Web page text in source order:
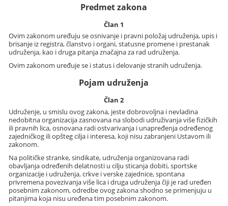
Predmet zakona
Član 1
Ovim zakonom uređuju se osnivanje i pravni položaj udruženja, upis i
brisanje iz registra, članstvo i organi, statusne promene i prestanak
udruženja, kao i druga pitanja značajna za rad udruženja.
Ovim zakonom uređuje se i status i delovanje stranih udruženja.
Pojam udruženja
Član 2
Udruženje, u smislu ovog zakona, jeste dobrovoljna i nevladina
nedobitna organizacija zasnovana na slobodi udruživanja više fizičkih
ili pravnih lica, osnovana radi ostvarivanja i unapređenja određenog
zajedničkog ili opšteg cilja i interesa, koji nisu zabranjeni Ustavom ili
zakonom.
Na političke stranke, sindikate, udruženja organizovana radi
obavljanja određenih delatnosti u cilju sticanja dobiti, sportske
organizacije i udruženja, crkve i verske zajednice, spontana
privremena povezivanja više lica i druga udruženja čiji je rad uređen
posebnim zakonom, odredbe ovog zakona shodno se primenjuju u
pitanjima koja nisu uređena tim posebnim zakonom.